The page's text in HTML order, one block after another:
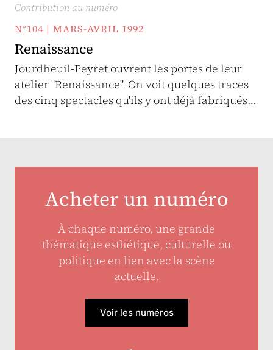
Contribution au numéro
N°104 | MARS-AVRIL 1992
Renaissance
Jourdheuil-Peyret ouvrent les portes de leur
atelier "Renaissance". On voit quelques traces
des cinq spectacles qu'ils y ont déjà fabriqués…
Acheter un numéro
À chaque numéro, une grande
thématique esthétique, culturelle ou
politique en lien avec la scène
actuelle.
Voir les numéros